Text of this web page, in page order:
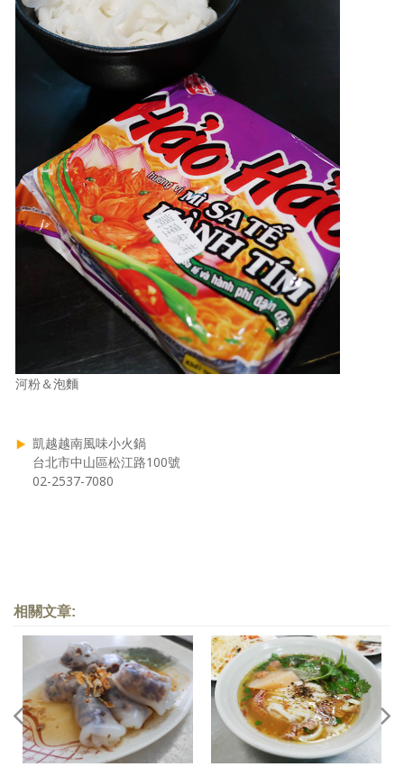
河粉＆泡麵
凱越越南風味小火鍋
台北市中山區松江路100號
02-2537-7080
相關文章: